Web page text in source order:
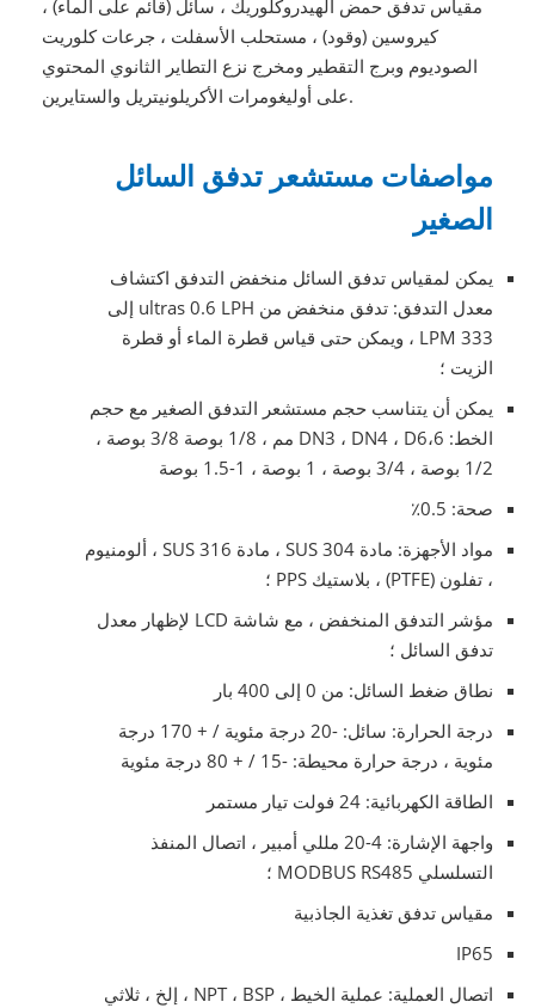
مقياس تدفق حمض الهيدروكلوريك ، سائل (قائم على الماء) ،
كيروسين (وقود) ، مستحلب الأسفلت ، جرعات كلوريت
الصوديوم وبرج التقطير ومخرج نزع التطاير الثانوي المحتوي
على أوليغومرات الأكريلونيتريل والستايرين.
مواصفات مستشعر تدفق السائل
الصغير
يمكن لمقياس تدفق السائل منخفض التدفق اكتشاف
معدل التدفق: تدفق منخفض من ultras 0.6 LPH إلى
333 LPM ، ويمكن حتى قياس قطرة الماء أو قطرة
الزيت ؛
يمكن أن يتناسب حجم مستشعر التدفق الصغير مع حجم
الخط: DN3 ، DN4 ، D6،6 مم ، 1/8 بوصة 3/8 بوصة ،
1/2 بوصة ، 3/4 بوصة ، 1 بوصة ، 1-1.5 بوصة
صحة: 0.5٪
مواد الأجهزة: مادة SUS 304 ، مادة SUS 316 ، ألومنيوم
، تفلون (PTFE) ، بلاستيك PPS ؛
مؤشر التدفق المنخفض ، مع شاشة LCD لإظهار معدل
تدفق السائل ؛
نطاق ضغط السائل: من 0 إلى 400 بار
درجة الحرارة: سائل: -20 درجة مئوية / + 170 درجة
مئوية ، درجة حرارة محيطة: -15 / + 80 درجة مئوية
الطاقة الكهربائية: 24 فولت تيار مستمر
واجهة الإشارة: 4-20 مللي أمبير ، اتصال المنفذ
التسلسلي MODBUS RS485 ؛
مقياس تدفق تغذية الجاذبية
IP65
اتصال العملية: عملية الخيط ، NPT ، BSP ، إلخ ، ثلاثي